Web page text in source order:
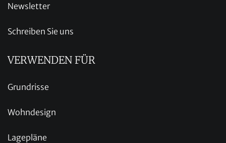
Newsletter
Schreiben Sie uns
VERWENDEN FÜR
Grundrisse
Wohndesign
Lagepläne